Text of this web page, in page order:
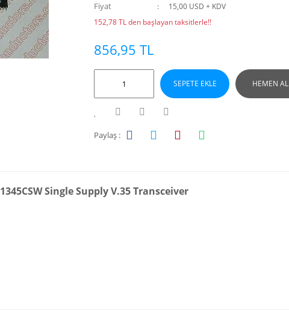
Fiyat
15,00 USD + KDV
152,78 TL den başlayan taksitlerle!!
856,95 TL
SEPETE EKLE HEMEN AL
Paylaş :
Single Supply V.35 Transceiver